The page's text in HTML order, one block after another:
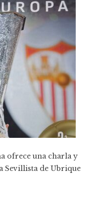
ofrece una charla y
Sevillista de Ubrique